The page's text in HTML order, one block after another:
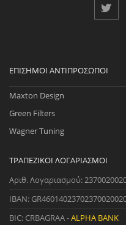
ΕΠΊΣΗΜΟΙ ΑΝΤΙΠΡΌΣΩΠΟΙ
Maxton Design
Green Filters
Wagner Tuning
ΤΡΑΠΕΖΙΚΟΊ ΛΟΓΑΡΙΑΣΜΟΊ
Αριθ. Λογαριασμού:
IBAN:
BIC: CRBAGRAA -ALPHA BANK